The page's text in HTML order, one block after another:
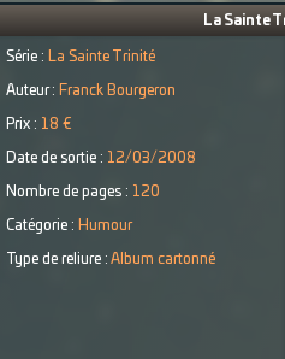
La Sainte
Série : La Sainte Trinité
Auteur : Franck Bourgeron
Prix : 18 €
Date de sortie : 12/03/2008
Nombre de pages : 120
Catégorie : Humour
Type de reliure : Album cartonné